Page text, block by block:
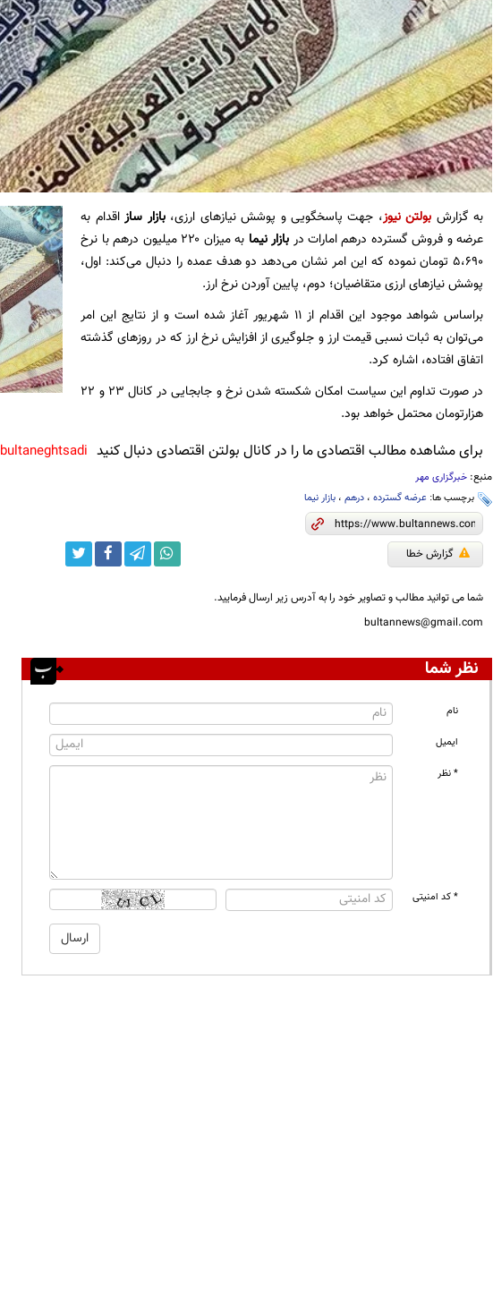
به گزارش بولتن نیوز، جهت پاسخگویی و پوشش نیازهای ارزی، بازار سازاقدام به
عرضه و فروش گسترده درهم امارات در بازار نیما
به میزان ۲۲۰ میلیون درهم با نرخ
۵،۶۹۰ تومان نموده که این امر نشان می‌دهد دو هدف عمده را دنبال می‌کند: اول،
پوشش نیازهای ارزی متقاضیان؛ دوم، پایین آوردن نرخ ارز.
براساس شواهد موجود این اقدام از ۱۱ شهریور آغاز شده است و از نتایج این امر
می‌توان به ثبات نسبی قیمت ارز و جلوگیری از افزایش نرخ ارز که در روزهای گذشته
اتفاق افتاده، اشاره کرد.
در صورت تداوم این سیاست امکان شکسته شدن نرخ و جابجایی در کانال ۲۳ و ۲۲
هزارتومان محتمل خواهد بود.
برای مشاهده مطالب اقتصادی ما را در کانال بولتن اقتصادی دنبال کنید bultaneghtsadi@
منبع: خبرگزاری مهر
برچسب ها: عرضه گسترده، درهم، بازار نیما
گزارش خطا
شما می توانید مطالب و تصاویر خود را به آدرس زیر ارسال فرمایید.
bultannews@gmail.com
نظر شما
نام
ایمیل
* نظر
* کد امنیتی